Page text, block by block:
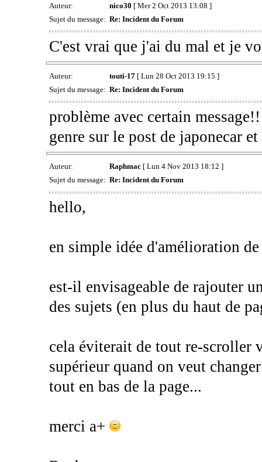
Auteur: nico30 [ Mer 2 Oct 2013 13:08 ]
Sujet du message: Re: Incident du Forum
C'est vrai que j'ai du mal et je
Auteur: touti-17[ Lun 28 Oct 2013 19:15 ]
Sujet du message: Re: Incident du Forum
problème avec certain
genre sur le post de japonecar
Auteur: Raphmac[ Lun 4 Nov 2013 18:12 ]
Sujet du message: Re: Incident du Forum
hello,
en simple idée d'amélioration
est-il envisageable de rajouter
des sujets (en plus du haut de
cela éviterait de tout re-scroller
supérieur quand on veut
tout en bas de la page...
merci a+